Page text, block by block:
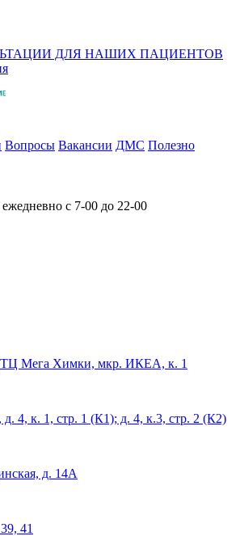
ДЛЯ НАШИХ ПАЦИЕНТОВ
Вопросы Вакансии ДМС Полезно
с 7-00 до 22-00
Мега Химки, мкр. ИКЕА, к. 1
4, к. 1, стр. 1 (К1); д. 4, к.3, стр. 2 (К2)
д. 14А
41